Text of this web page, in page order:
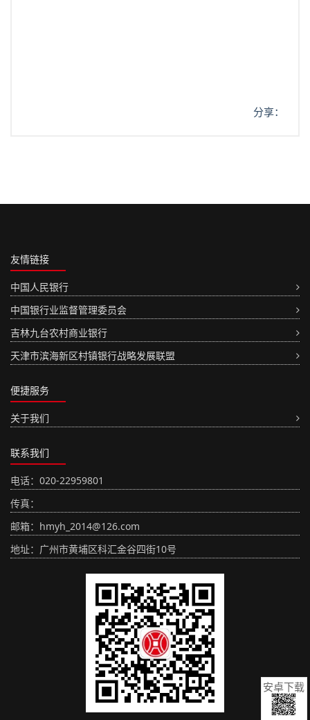
分享：
友情链接
中国人民银行
中国银行业监督管理委员会
吉林九台农村商业银行
天津市滨海新区村镇银行战略发展联盟
便捷服务
关于我们
联系我们
电话：020-22959801
传真：
邮箱：hmyh_2014@126.com
地址：广州市黄埔区科汇金谷四街10号
安卓下载